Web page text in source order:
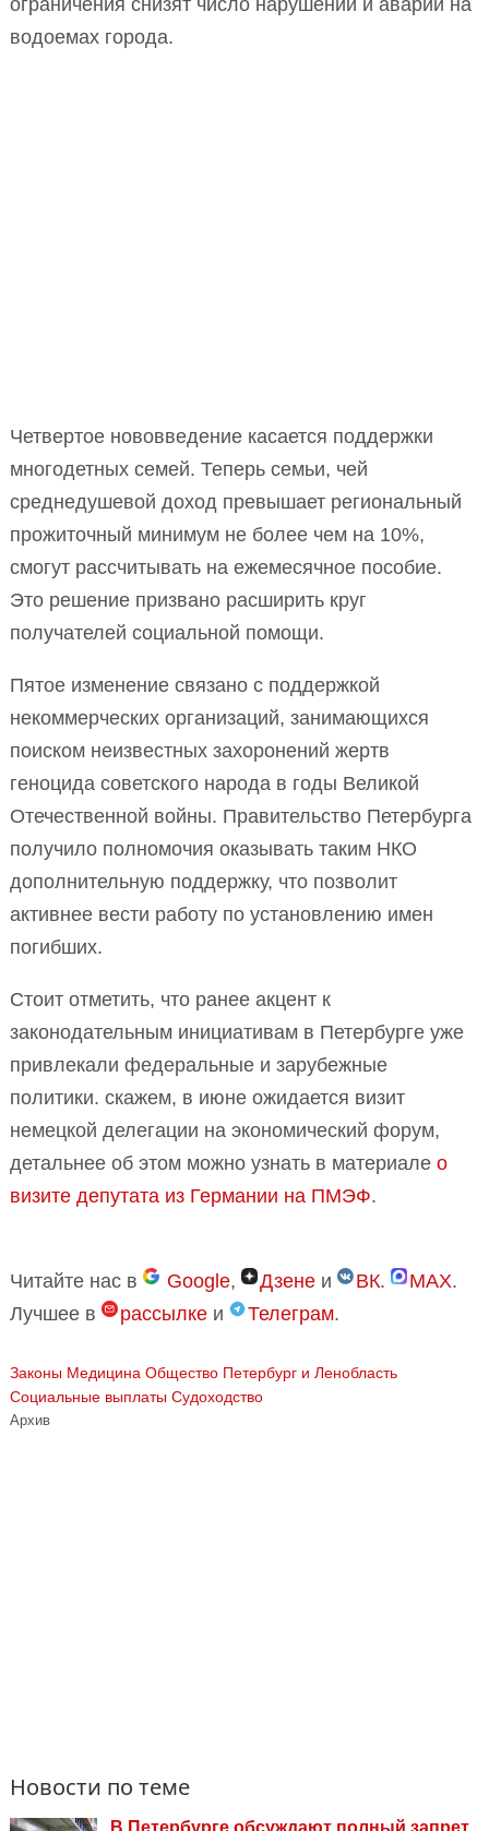
ограничения снизят число нарушений и аварий на
водоемах города.
Четвертое нововведение касается поддержки
многодетных семей. Теперь семьи, чей
среднедушевой доход превышает региональный
прожиточный минимум не более чем на 10%,
смогут рассчитывать на ежемесячное пособие.
Это решение призвано расширить круг
получателей социальной помощи.
Пятое изменение связано с поддержкой
некоммерческих организаций, занимающихся
поиском неизвестных захоронений жертв
геноцида советского народа в годы Великой
Отечественной войны. Правительство Петербурга
получило полномочия оказывать таким НКО
дополнительную поддержку, что позволит
активнее вести работу по установлению имен
погибших.
Стоит отметить, что ранее акцент к
законодательным инициативам в Петербурге уже
привлекали федеральные и зарубежные
политики. скажем, в июне ожидается визит
немецкой делегации на экономический форум,
детальнее об этом можно узнать в материале о
визите депутата из Германии на ПМЭФ.
Читайте нас в Google, Дзене и ВК. MAX.
Лучшее в
рассылке и Телеграм.
Законы Медицина Общество Петербург и Ленобласть
Социальные выплаты Судоходство
Архив
Новости по теме